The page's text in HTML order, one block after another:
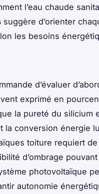
l’eau chaude
suggère d’orienter
les besoins
d’évaluer
exprimé en
la pureté du silicium
la conversion énergie
toiture requiert de
d’ombrage pouvant
photovoltaïque
autonomie